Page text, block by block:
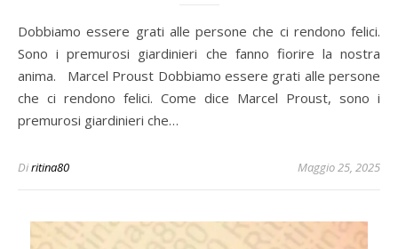
Dobbiamo essere grati alle persone che ci rendono felici.
Sono i premurosi giardinieri che fanno fiorire la nostra
anima. Marcel Proust Dobbiamo essere grati alle persone
che ci rendono felici. Come dice Marcel Proust, sono i
premurosi giardinieri che…
Diritina80 Maggio 25, 2025